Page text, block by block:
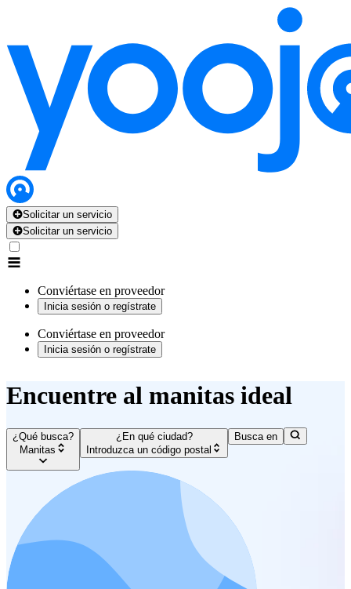
Solicitar un servicio
Solicitar un servicio
Conviértase en proveedor
Inicia sesión o regístrate
Conviértase en proveedor
Inicia sesión o regístrate
Encuentre al manitas ideal
¿Qué busca?
Manitas
¿En qué ciudad?
Introduzca un código postal
Busca en